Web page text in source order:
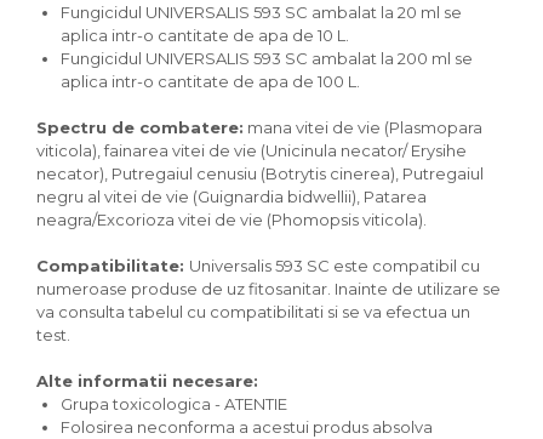
Fungicidul UNIVERSALIS 593 SC ambalat la 20 ml se
aplica intr-o cantitate de apa de 10 L.
Fungicidul UNIVERSALIS 593 SC ambalat la 200 ml se
aplica intr-o cantitate de apa de 100 L.
Spectru de combatere: mana vitei de vie (Plasmopara
viticola), fainarea vitei de vie (Unicinula necator/ Erysihe
necator), Putregaiul cenusiu (Botrytis cinerea), Putregaiul
negru al vitei de vie (Guignardia bidwellii), Patarea
neagra/Excorioza vitei de vie (Phomopsis viticola).
Compatibilitate: Universalis 593 SC este compatibil cu
numeroase produse de uz fitosanitar. Inainte de utilizare se
va consulta tabelul cu compatibilitati si se va efectua un
test.
Alte informatii necesare:
Grupa toxicologica - ATENTIE
Folosirea neconforma a acestui produs absolva